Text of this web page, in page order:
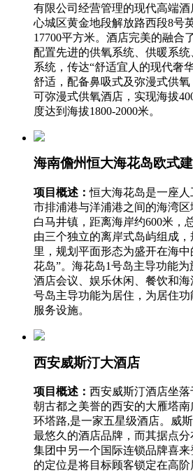
有限公司经营管理的现代高端
心城区黄金地段解放路西段8号
17700平方米。酒店完美的融合
配置先进的供氧系统、供暖系
系统，传达“舒适宜人的现代奢
舒适，配备鼻吸式及弥漫式供
可弥漫式供氧酒店，实现海拔
度达到海拔1800-2000米。
海南儋州恒大海花岛欧式
项目概述：恒大海花岛是一座
市排浦港与洋浦港之间的海湾
白马井镇，距离海岸约600米，
由三个独立的离岸式岛屿组成
里，规划平面形态为盛开在海
花岛”。海花岛1号岛主导功能为
酒店会议、娱乐休闲、餐饮和
号岛主导功能为居住，为居住
服务设施。
西安威斯汀大酒店
项目概述： 西安威斯汀酒店坐
朝古都之美誉的西安的大雁塔
环塔路,是一家五星级酒店。威
最悠久的酒店品牌，而其据点
集团中另一个国际连锁品牌喜
的定位是将目标顾客锁定在高